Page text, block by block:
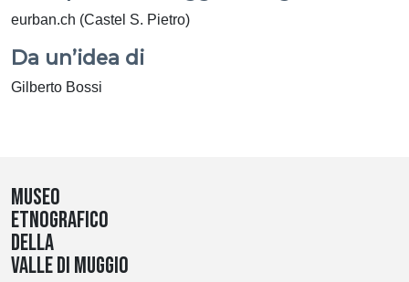
eurban.ch (Castel S. Pietro)
Da un’idea di
Gilberto Bossi
Museo
etnografico
della
Valle di Muggio